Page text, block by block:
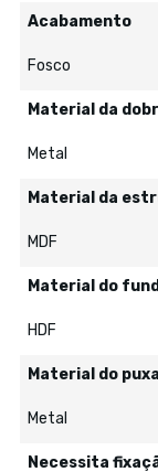
Acabamento
Fosco
Material da
Metal
Material da
MDF
Material do
HDF
Material do
Metal
Necessita